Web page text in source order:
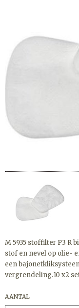
M 5935 stoffilter P3 R
stof en nevel op olie-
een
vergrendeling.10 x2
AANTAL